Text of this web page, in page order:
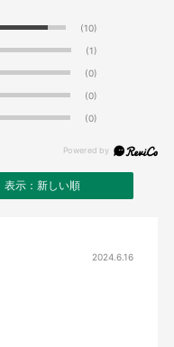
(10)
(1)
(0)
(0)
(0)
表示：新しい順
2024.6.16